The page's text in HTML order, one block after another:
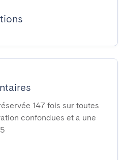
147 fois sur toutes
confondues et a une